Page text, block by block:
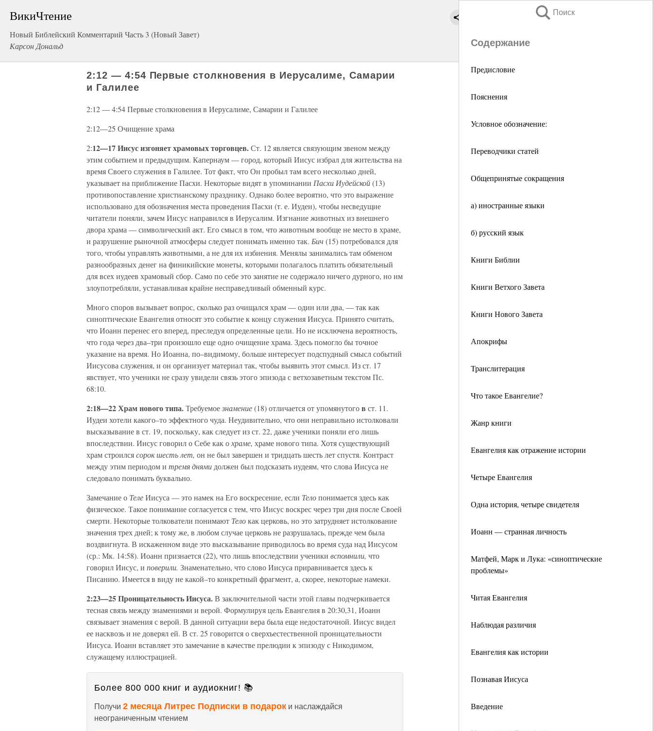
ВикиЧтение
Новый Библейский Комментарий Часть 3 (Новый Завет)
Карсон Дональд
Поиск
Содержание
Предисловие
Пояснения
Условное обозначение:
Переводчики статей
Общепринятые сокращения
а) иностранные языки
б) русский язык
Книги Библии
Книги Ветхого Завета
Книги Нового Завета
Апокрифы
Транслитерация
Что такое Евангелие?
Жанр книги
Евангелия как отражение истории
Четыре Евангелия
Одна история, четыре свидетеля
Иоанн — странная личность
Матфей, Марк и Лука: «синоптические
проблемы»
Читая Евангелия
Наблюдая различия
Евангелия как истории
Познавая Иисуса
Введение
2:12 — 4:54 Первые столкновения в Иерусалиме, Самарии
и Галилее
2:12 — 4:54 Первые столкновения в Иерусалиме, Самарии и Галилее
2:12—25 Очищение храма
2:12—17 Иисус изгоняет храмовых торговцев.Ст. 12 является связующим звеном между
этим событием и предыдущим. Капернаум — город, который Иисус избрал для жительства на
время Своего служения в Галилее. Тот факт, что Он пробыл там всего несколько дней,
указывает на приближение Пасхи. Некоторые видят в упоминании Пасхи Иудейской(13)
противопоставление христианскому празднику. Однако более вероятно, что это выражение
использовано для обозначения места проведения Пасхи (т. е. Иудеи), чтобы несведущие
читатели поняли, зачем Иисус направился в Иерусалим. Изгнание животных из внешнего
двора храма — символический акт. Его смысл в том, что животным вообще не место в храме,
и разрушение рыночной атмосферы следует понимать именно так. Бич (15) потребовался для
того, чтобы управлять животными, а не для их избиения. Менялы занимались там обменом
разнообразных денег на финикийские монеты, которыми полагалось платить обязательный
для всех иудеев храмовый сбор. Само по себе это занятие не содержало ничего дурного, но им
злоупотребляли, устанавливая крайне несправедливый обменный курс.
Много споров вызывает вопрос, сколько раз очищался храм — один или два, — так как
синоптические Евангелия относят это событие к концу служения Иисуса. Принято считать,
что Иоанн перенес его вперед, преследуя определенные цели. Но не исключена вероятность,
что года через два–три произошло еще одно очищение храма. Здесь помогло бы точное
указание на время. Но Иоанна, по–видимому, больше интересует подспудный смысл событий
Иисусова служения, и он организует материал так, чтобы выявить этот смысл. Из ст. 17
явствует, что ученики не сразу увидели связь этого эпизода с ветхозаветным текстом Пс.
68:10.
2:18—22 Храм нового типа.Требуемоезнамение(18) отличается от упомянутогов ст. 11.
Иудеи хотели какого–то эффектного чуда. Неудивительно, что они неправильно истолковали
высказывание в ст. 19, поскольку, как следует из ст. 22, даже ученики поняли его лишь
впоследствии. Иисус говорил о Себе как охраме, храме нового типа. Хотя существующий
храм строилсясорок шесть лет, он не был завершен и тридцать шесть лет спустя. Контраст
между этим периодом и тремя днями должен был подсказать иудеям, что слова Иисуса не
следовало понимать буквально.
Замечание о ТелеИисуса — это намек на Его воскресение, если Телопонимается здесь как
физическое. Такое понимание согласуется с тем, что Иисус воскрес через три дня после Своей
смерти. Некоторые толкователи понимают Телокак церковь, но это затрудняет истолкование
значения трех дней; к тому же, в любом случае церковь не разрушалась, прежде чем была
воздвигнута. В искаженном виде это высказывание приводилось во время суда над Иисусом
(ср.: Мк. 14:58). Иоанн признается (22), что лишь впоследствии ученики вспомнили, что
говорил Иисус, и поверили. Знаменательно, что слово Иисуса приравнивается здесь к
Писанию. Имеется в виду не какой–то конкретный фрагмент, а, скорее, некоторые намеки.
2:23—25 Проницательность Иисуса.В заключительной части этой главы подчеркивается
тесная связь между знамениями и верой. Формулируя цель Евангелия в 20:30,31, Иоанн
связывает знамения с верой. В данной ситуации вера была еще недостаточной. Иисус видел
ее насквозь и не доверял ей. В ст. 25 говорится о сверхъестественной проницательности
Иисуса. Иоанн вставляет это замечание в качестве прелюдии к эпизоду с Никодимом,
служащему иллюстрацией.
Более 800 000 книг и аудиокниг! 📚
Получи 2 месяца Литрес Подписки в подарок и наслаждайся
неограниченным чтением